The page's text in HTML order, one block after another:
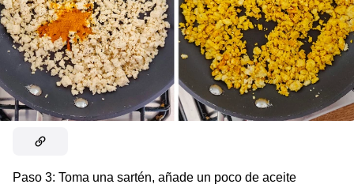
Paso 3: Toma una sartén, añade un poco de aceite